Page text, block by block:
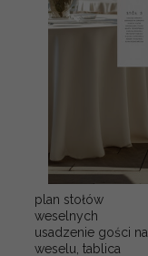
plan stołów
weselnych
usadzenie gości na
weselu, tablica